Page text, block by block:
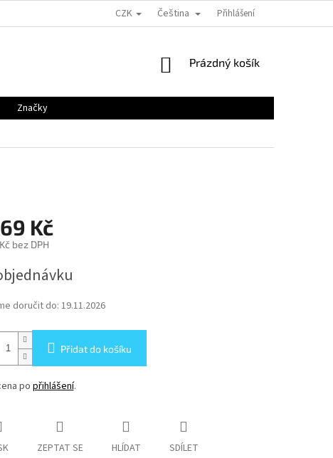
CZK Čeština Přihlášení
NÁKUPNÍ
Prázdný košík
Značky
Kč
bez DPH
doručit do:19.11.2026
Přidat do košíku
po přihlášení.
ZEPTAT SE HLÍDAT SDÍLET